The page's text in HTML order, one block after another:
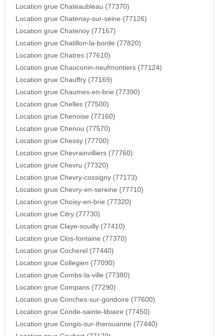
Location grue Chateaubleau (77370)
Location grue Chatenay-sur-seine (77126)
Location grue Chatenoy (77167)
Location grue Chatillon-la-borde (77820)
Location grue Chatres (77610)
Location grue Chauconin-neufmontiers (77124)
Location grue Chauffry (77169)
Location grue Chaumes-en-brie (77390)
Location grue Chelles (77500)
Location grue Chenoise (77160)
Location grue Chenou (77570)
Location grue Chessy (77700)
Location grue Chevrainvilliers (77760)
Location grue Chevru (77320)
Location grue Chevry-cossigny (77173)
Location grue Chevry-en-sereine (77710)
Location grue Choisy-en-brie (77320)
Location grue Citry (77730)
Location grue Claye-souilly (77410)
Location grue Clos-fontaine (77370)
Location grue Cocherel (77440)
Location grue Collegien (77090)
Location grue Combs-la-ville (77380)
Location grue Compans (77290)
Location grue Conches-sur-gondoire (77600)
Location grue Conde-sainte-libiaire (77450)
Location grue Congis-sur-therouanne (77440)